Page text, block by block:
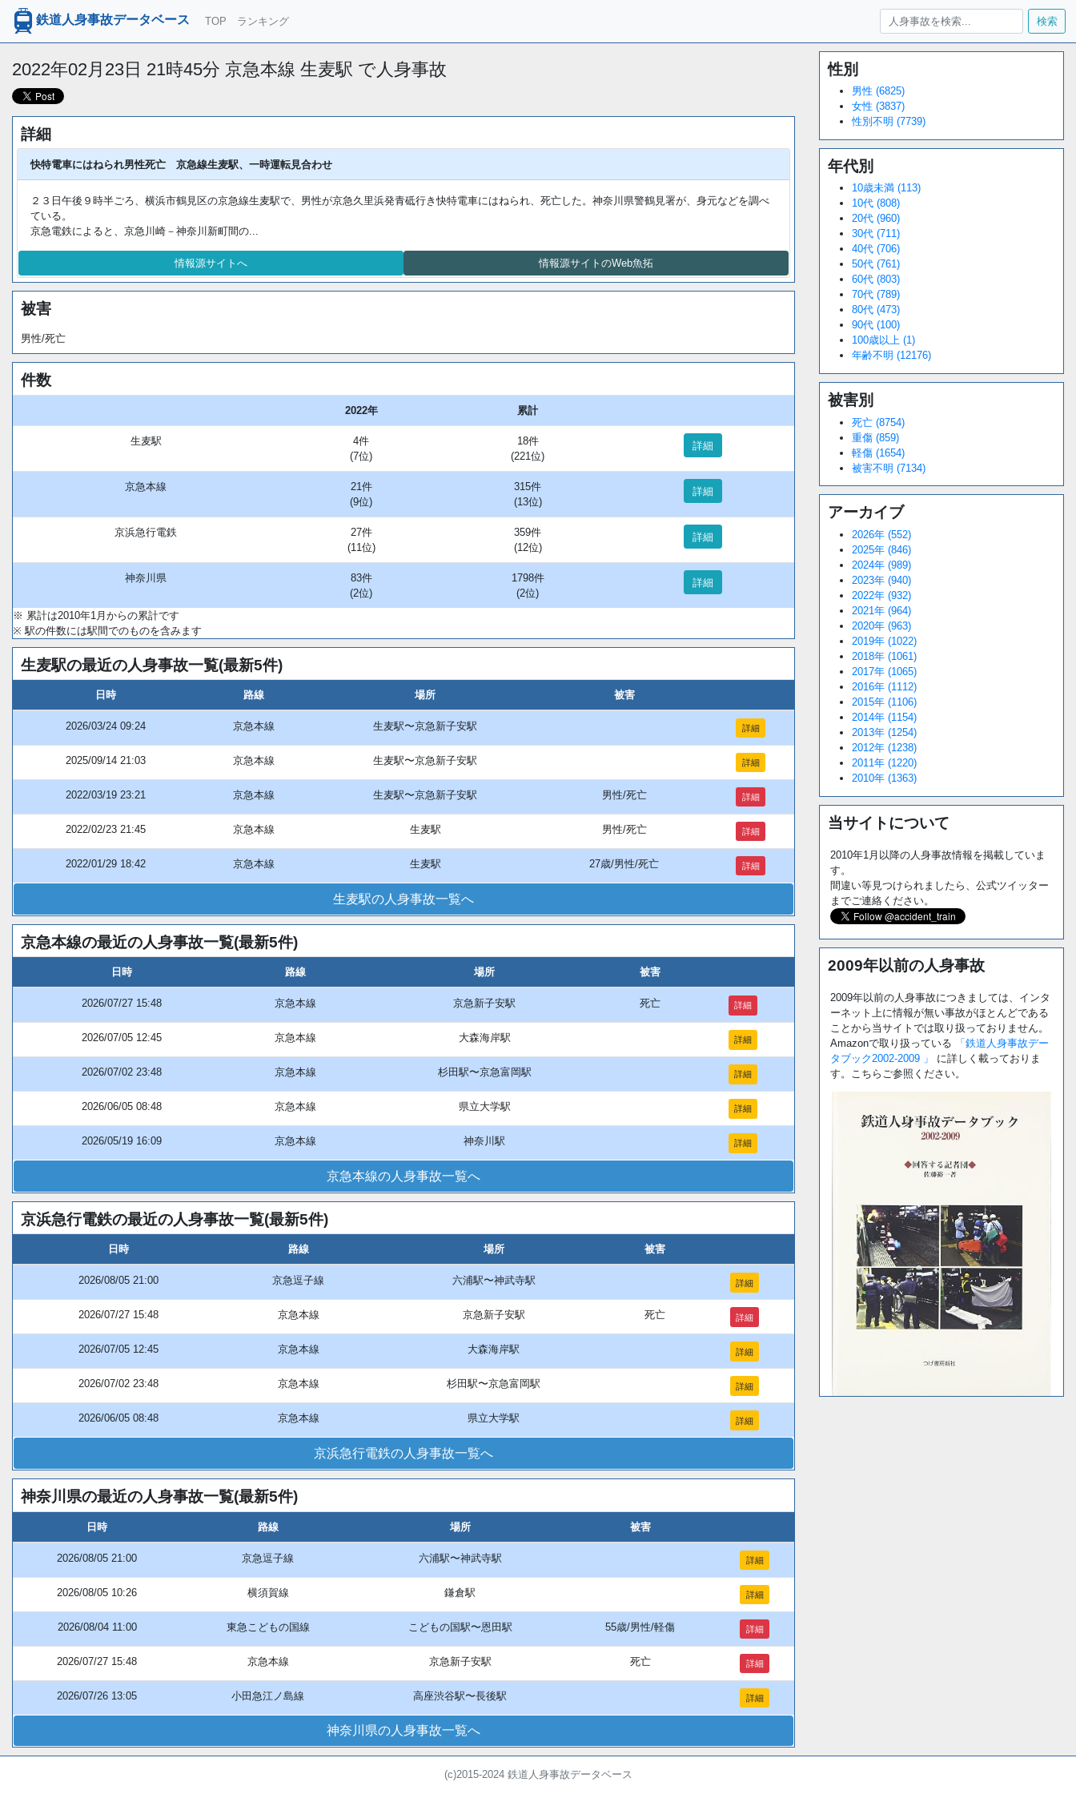
鉄道人身事故データベース TOP ランキング 検索
2022年02月23日 21時45分 京急本線 生麦駅 で人身事故
詳細
快特電車にはねられ男性死亡 京急線生麦駅、一時運転見合わせ
２３日午後９時半ごろ、横浜市鶴見区の京急線生麦駅で、男性が京急久里浜発青砥行き快特電車にはねられ、死亡した。神奈川県警鶴見署が、身元などを調べ
ている。
京急電鉄によると、京急川崎－神奈川新町間の...
情報源サイトへ 情報源サイトのWeb魚拓
被害
男性/死亡
件数
2022年 累計
生麦駅
4件
(7位)
18件
(221位)
詳細
京急本線
21件
(9位)
315件
(13位)
詳細
京浜急行電鉄
27件
(11位)
359件
(12位)
詳細
神奈川県
83件
(2位)
1798件
(2位)
詳細
※ 累計は2010年1月からの累計です
※ 駅の件数には駅間でのものを含みます
生麦駅の最近の人身事故一覧(最新5件)
日時 路線 場所 被害
2026/03/24 09:24 京急本線 生麦駅〜京急新子安駅 詳細
2025/09/14 21:03 京急本線 生麦駅〜京急新子安駅 詳細
2022/03/19 23:21 京急本線 生麦駅〜京急新子安駅 男性/死亡 詳細
2022/02/23 21:45 京急本線 生麦駅 男性/死亡 詳細
2022/01/29 18:42 京急本線 生麦駅 27歳/男性/死亡 詳細
生麦駅の人身事故一覧へ
京急本線の最近の人身事故一覧(最新5件)
日時 路線 場所 被害
2026/07/27 15:48 京急本線 京急新子安駅 死亡 詳細
2026/07/05 12:45 京急本線 大森海岸駅 詳細
2026/07/02 23:48 京急本線 杉田駅〜京急富岡駅 詳細
2026/06/05 08:48 京急本線 県立大学駅 詳細
2026/05/19 16:09 京急本線 神奈川駅 詳細
京急本線の人身事故一覧へ
京浜急行電鉄の最近の人身事故一覧(最新5件)
日時 路線 場所 被害
2026/08/05 21:00 京急逗子線 六浦駅〜神武寺駅 詳細
2026/07/27 15:48 京急本線 京急新子安駅 死亡 詳細
2026/07/05 12:45 京急本線 大森海岸駅 詳細
2026/07/02 23:48 京急本線 杉田駅〜京急富岡駅 詳細
2026/06/05 08:48 京急本線 県立大学駅 詳細
京浜急行電鉄の人身事故一覧へ
神奈川県の最近の人身事故一覧(最新5件)
日時 路線 場所 被害
2026/08/05 21:00 京急逗子線 六浦駅〜神武寺駅 詳細
2026/08/05 10:26 横須賀線 鎌倉駅 詳細
2026/08/04 11:00 東急こどもの国線 こどもの国駅〜恩田駅 55歳/男性/軽傷 詳細
2026/07/27 15:48 京急本線 京急新子安駅 死亡 詳細
2026/07/26 13:05 小田急江ノ島線 高座渋谷駅〜長後駅 詳細
神奈川県の人身事故一覧へ
Unmute
38.44%
性別
男性 (6825)
女性 (3837)
性別不明 (7739)
年代別
10歳未満 (113)
10代 (808)
20代 (960)
30代 (711)
40代 (706)
50代 (761)
60代 (803)
70代 (789)
80代 (473)
90代 (100)
100歳以上 (1)
年齢不明 (12176)
被害別
死亡 (8754)
重傷 (859)
軽傷 (1654)
被害不明 (7134)
アーカイブ
2026年 (552)
2025年 (846)
2024年 (989)
2023年 (940)
2022年 (932)
2021年 (964)
2020年 (963)
2019年 (1022)
2018年 (1061)
2017年 (1065)
2016年 (1112)
2015年 (1106)
2014年 (1154)
2013年 (1254)
2012年 (1238)
2011年 (1220)
2010年 (1363)
当サイトについて
2010年1月以降の人身事故情報を掲載していま
す。
間違い等見つけられましたら、公式ツイッター
までご連絡ください。
2009年以前の人身事故
2009年以前の人身事故につきましては、インタ
ーネット上に情報が無い事故がほとんどである
ことから当サイトでは取り扱っておりません。
Amazonで取り扱っている
「鉄道人身事故デー
タブック2002-2009 」
に詳しく載っておりま
す。こちらご参照ください。
(c)2015-2024 鉄道人身事故データベース